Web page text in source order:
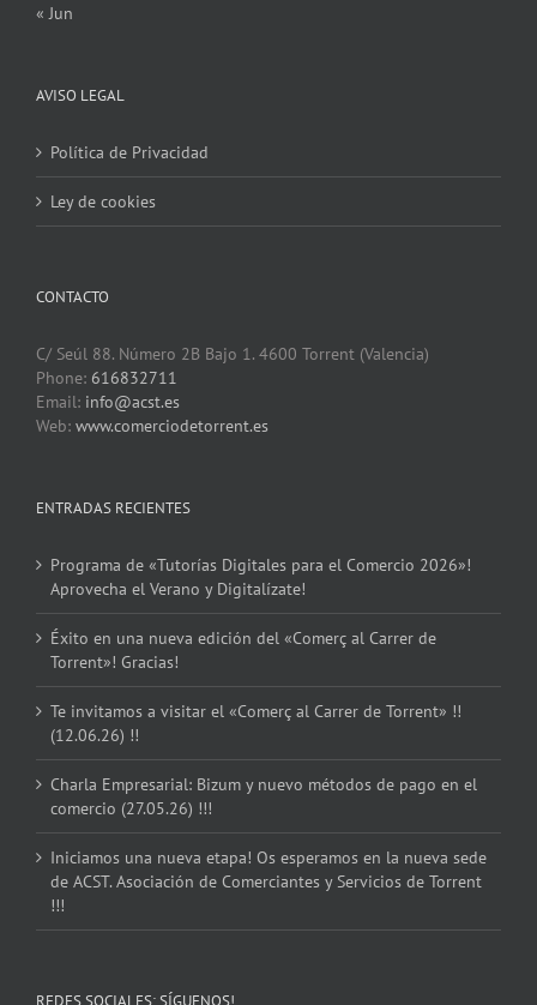
« Jun
AVISO LEGAL
Política de Privacidad
Ley de cookies
CONTACTO
C/ Seúl 88. Número 2B Bajo 1. 4600 Torrent (Valencia)
Phone: 616832711
Email: info@acst.es
Web: www.comerciodetorrent.es
ENTRADAS RECIENTES
Programa de «Tutorías Digitales para el Comercio 2026»!
Aprovecha el Verano y Digitalízate!
Éxito en una nueva edición del «Comerç al Carrer de
Torrent»! Gracias!
Te invitamos a visitar el «Comerç al Carrer de Torrent» !!
(12.06.26) !!
Charla Empresarial: Bizum y nuevo métodos de pago en el
comercio (27.05.26) !!!
Iniciamos una nueva etapa! Os esperamos en la nueva sede
de ACST. Asociación de Comerciantes y Servicios de Torrent
!!!
REDES SOCIALES: SÍGUENOS!